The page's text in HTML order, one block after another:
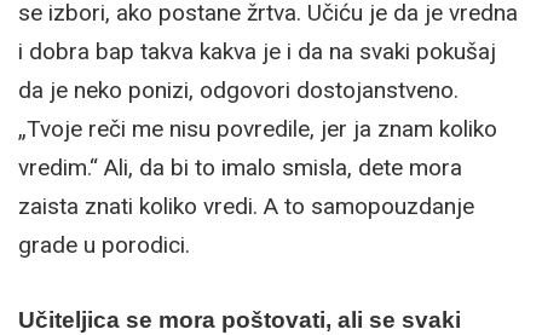
se izbori, ako postane žrtva. Učiću je da je vredna
i dobra bap takva kakva je i da na svaki pokušaj
da je neko ponizi, odgovori dostojanstveno.
„Tvoje reči me nisu povredile, jer ja znam koliko
vredim.“ Ali, da bi to imalo smisla, dete mora
zaista znati koliko vredi. A to samopouzdanje
grade u porodici.
Učiteljica se mora poštovati, ali se svaki